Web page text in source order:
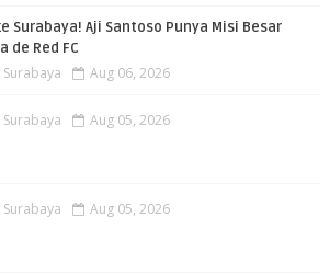
Surabaya! Aji Santoso Punya Misi Besar
de Red FC
Aug 06, 2026
Aug 05, 2026
Aug 05, 2026